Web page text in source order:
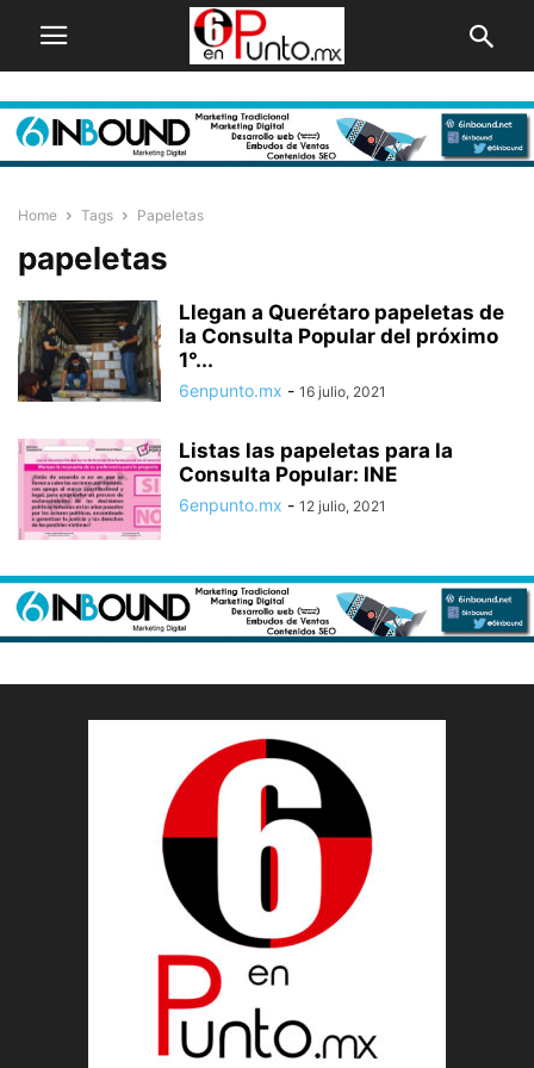
Home Tags Papeletas
papeletas
Llegan a Querétaro papeletas de
la Consulta Popular del próximo
1°...
6enpunto.mx - 16 julio, 2021
Listas las papeletas para la
Consulta Popular: INE
6enpunto.mx - 12 julio, 2021